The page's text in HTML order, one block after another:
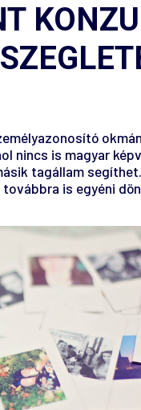
nincs is magyar
tagállam
is egyéni